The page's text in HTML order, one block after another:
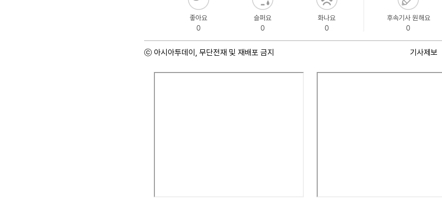
좋아요
0
슬퍼요
0
화나요
0
후속기사 원해요
0
ⓒ 아시아투데이, 무단전재 및 재배포 금지 기사제보